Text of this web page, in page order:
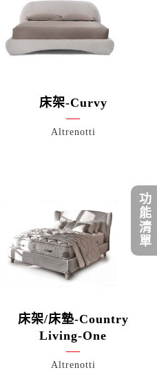
床架-Curvy
Altrenotti
床架/床墊-Country
Living-One
Altrenotti
功能清單